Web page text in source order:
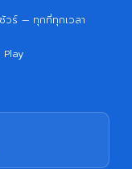
วร์ — ทุกที่ทุกเวลา